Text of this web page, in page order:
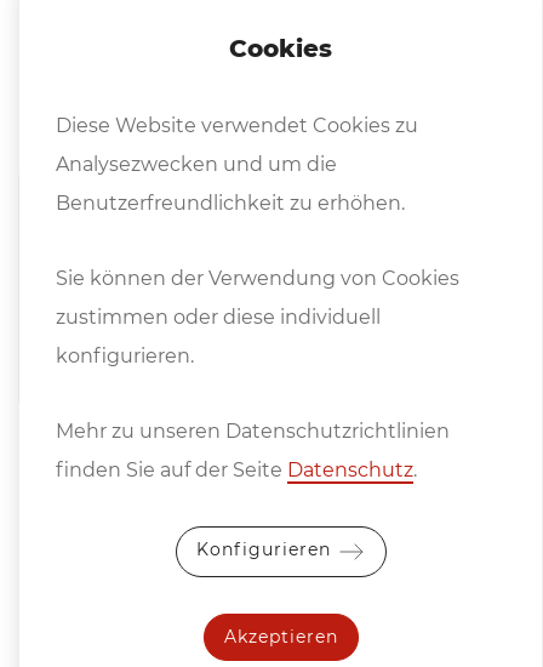
Weitere In­for­ma­tio­nen
Hinweise
Cookies
Diese Website verwendet Cookies zu
Analysezwecken und um die
Benutzerfreundlichkeit zu erhöhen.
Sie können der Verwendung von Cookies
zustimmen oder diese individuell
konfigurieren.
Mehr zu unseren Datenschutzrichtlinien
finden Sie auf der Seite Datenschutz.
Konfigurieren
Akzeptieren